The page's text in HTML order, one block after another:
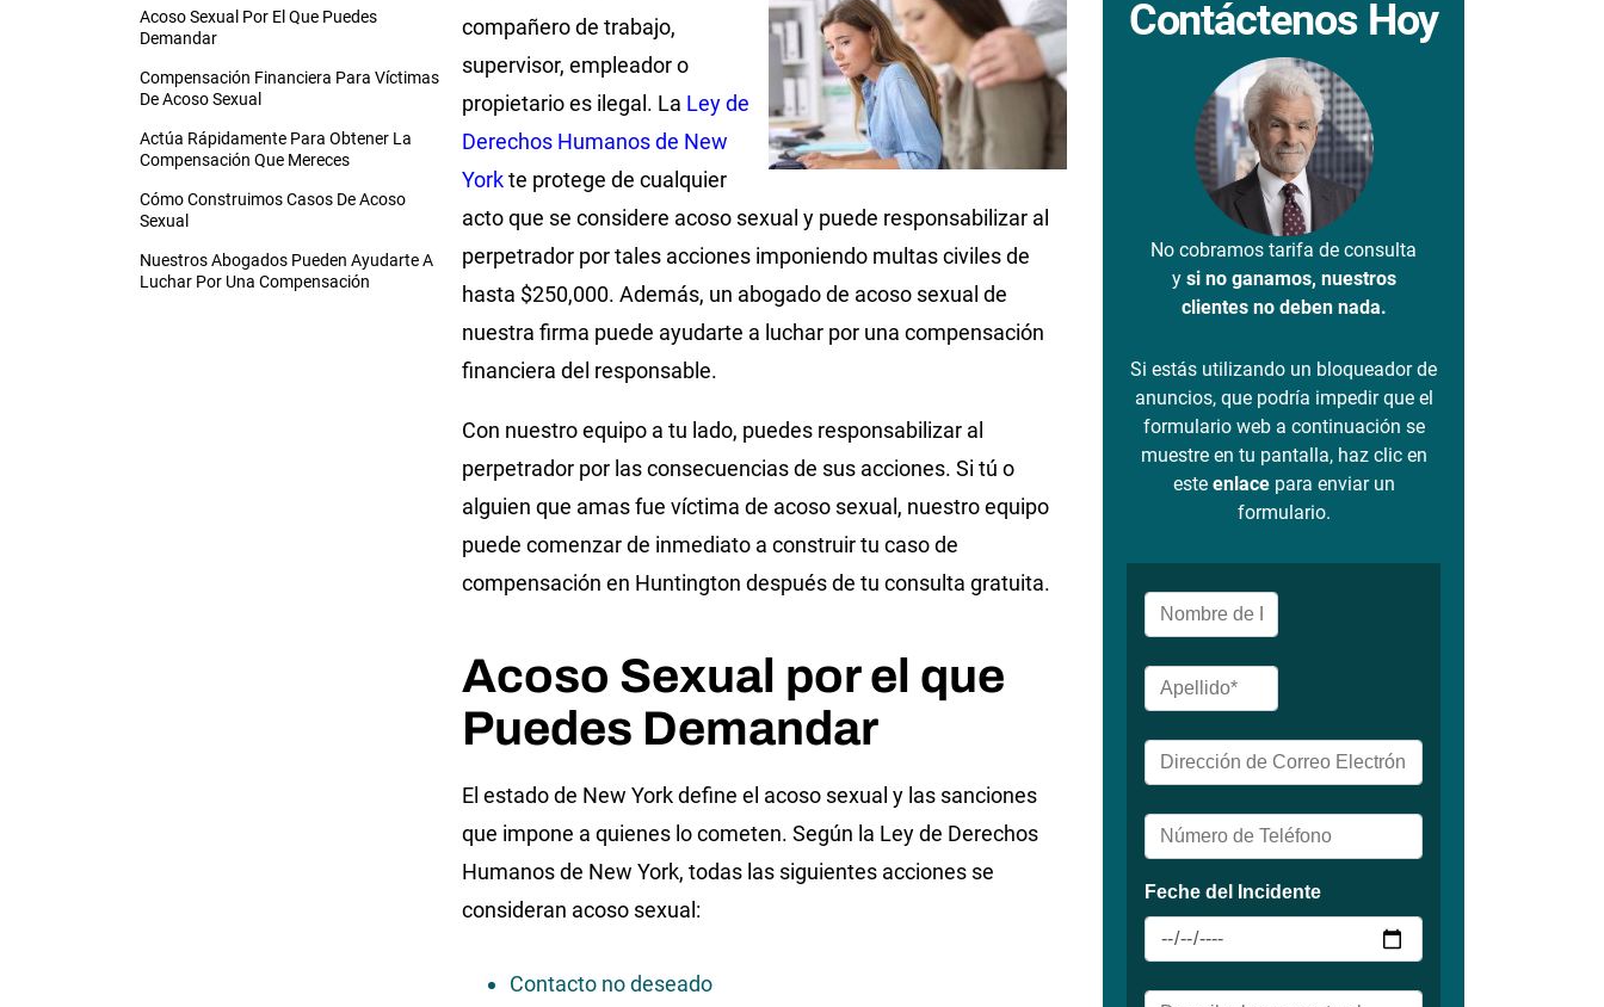
Acoso Sexual Por El Que Puedes
Demandar
Compensación Financiera Para Víctimas
De Acoso Sexual
Actúa Rápidamente Para Obtener La
Compensación Que Mereces
Cómo Construimos Casos De Acoso
Sexual
Nuestros Abogados Pueden Ayudarte A
Luchar Por Una Compensación
compañero de trabajo,
supervisor, empleador o
propietario es ilegal. La Ley de
Derechos Humanos de New
Yorkte protege de cualquier
acto que se considere acoso sexual y puede responsabilizar al
perpetrador por tales acciones imponiendo multas civiles de
hasta $250,000. Además, un abogado de acoso sexual de
nuestra firma puede ayudarte a luchar por una compensación
financiera del responsable.
Con nuestro equipo a tu lado, puedes responsabilizar al
perpetrador por las consecuencias de sus acciones. Si tú o
alguien que amas fue víctima de acoso sexual, nuestro equipo
puede comenzar de inmediato a construir tu caso de
compensación en Huntington después de tu consulta gratuita.
Acoso Sexual por el que
Puedes Demandar
El estado de New York define el acoso sexual y las sanciones
que impone a quienes lo cometen. Según la Ley de Derechos
Humanos de New York, todas las siguientes acciones se
consideran acoso sexual:
Contacto no deseado
Contáctenos Hoy
No cobramos tarifa de consulta
y si no ganamos, nuestros
clientes no deben nada.
Si estás utilizando un bloqueador de
anuncios, que podría impedir que el
formulario web a continuación se
muestre en tu pantalla, haz clic en
este enlacepara enviar un
formulario.